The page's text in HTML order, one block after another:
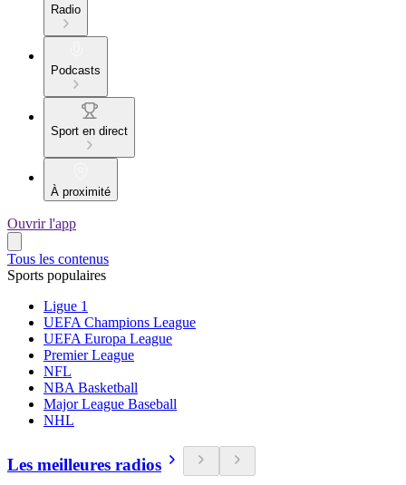
Radio
Podcasts
Sport en direct
À proximité
Ouvrir l'app
Tous les contenus
Sports populaires
Ligue 1
UEFA Champions League
UEFA Europa League
Premier League
NFL
NBA Basketball
Major League Baseball
NHL
Les meilleures radios